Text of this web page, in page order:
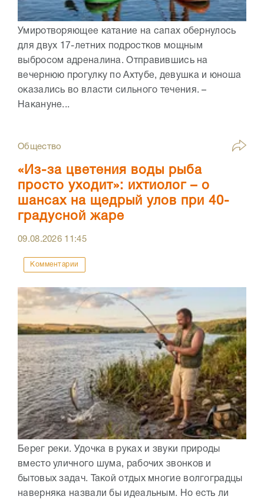
Умиротворяющее катание на сапах обернулось
для двух 17-летних подростков мощным
выбросом адреналина. Отправившись на
вечернюю прогулку по Ахтубе, девушка и юноша
оказались во власти сильного течения. –
Накануне...
Общество
«Из-за цветения воды рыба
просто уходит»: ихтиолог – о
шансах на щедрый улов при 40-
градусной жаре
09.08.2026 11:45
Комментарии
Берег реки. Удочка в руках и звуки природы
вместо уличного шума, рабочих звонков и
бытовых задач. Такой отдых многие волгоградцы
наверняка назвали бы идеальным. Но есть ли